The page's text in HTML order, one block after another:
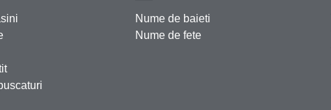
Nume de baieti
Nume de fete